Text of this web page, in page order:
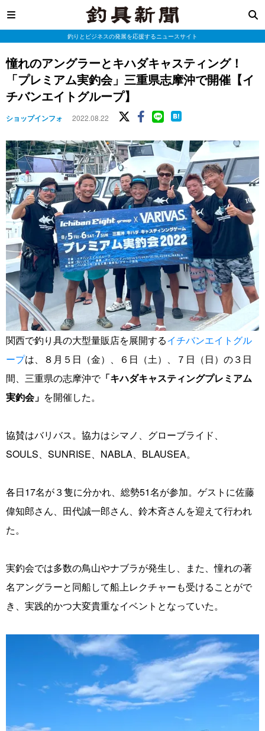
釣りとビジネスの発展を応援するニュースサイト
憧れのアングラーとキハダキャスティング！
「プレミアム実釣会」三重県志摩沖で開催【イ
チバンエイトグループ】
ショップインフォ 2022.08.22
関西で釣り具の大型量販店を展開するイチバンエイトグル
ープは、８月５日（金）、６日（土）、７日（日）の３日
間、三重県の志摩沖で「キハダキャスティングプレミアム
実釣会」 を開催した。
協賛はバリバス。協力はシマノ、グローブライド、
SOULS、SUNRISE、NABLA、BLAUSEA。
各日17名が３隻に分かれ、総勢51名が参加。ゲストに佐藤
偉知郎さん、田代誠一郎さん、鈴木斉さんを迎えて行われ
た。
実釣会では多数の鳥山やナブラが発生し、また、憧れの著
名アングラーと同船して船上レクチャーも受けることがで
き、実践的かつ大変貴重なイベントとなっていた。